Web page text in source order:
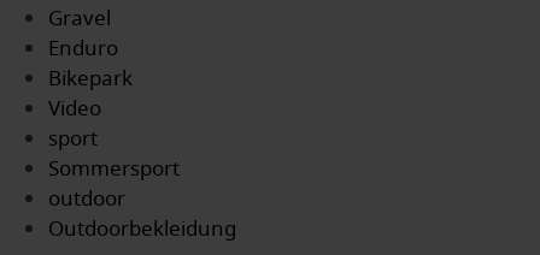
Gravel
Enduro
Bikepark
Video
sport
Sommersport
outdoor
Outdoorbekleidung